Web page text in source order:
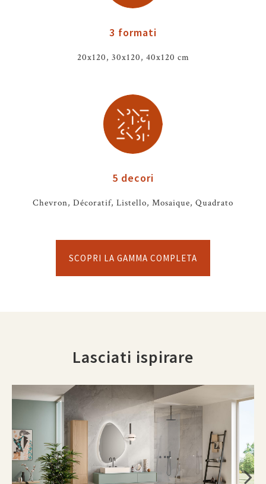
3 formati
20x120, 30x120, 40x120 cm
5 decori
Chevron, Décoratif, Listello, Mosaique, Quadrato
SCOPRI LA GAMMA COMPLETA
Lasciati ispirare